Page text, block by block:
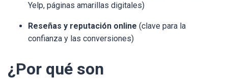
Yelp, páginas amarillas digitales)
Reseñas y reputación online (clave para la
confianza y las conversiones)
¿Por qué son